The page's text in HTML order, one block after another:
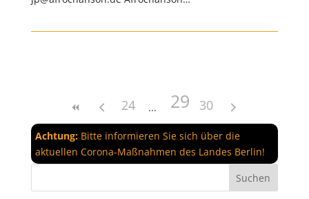
24 29 30
Achtung:Bitte informieren Sie sich über die
aktuellen Corona-Maßnahmen des Landes Berlin!